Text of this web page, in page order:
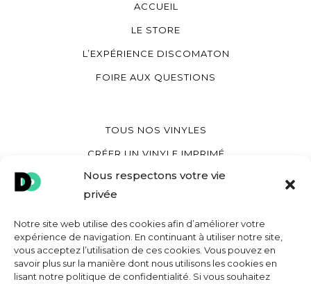
Nous respectons votre vie
privée
Notre site web utilise des cookies afin d’améliorer votre
expérience de navigation. En continuant à utiliser notre site,
vous acceptez l’utilisation de ces cookies. Vous pouvez en
savoir plus sur la manière dont nous utilisons les cookies en
lisant notre politique de confidentialité. Si vous souhaitez
ACCUEIL
LE STORE
L’EXPÉRIENCE DISCOMATON
FOIRE AUX QUESTIONS
TOUS NOS VINYLES
CRÉER UN VINYLE IMPRIMÉ
CRÉER UN VINYLE COEUR
CRÉER UNE POCHETTE VINYLE
MON COMPTE
CONTACT